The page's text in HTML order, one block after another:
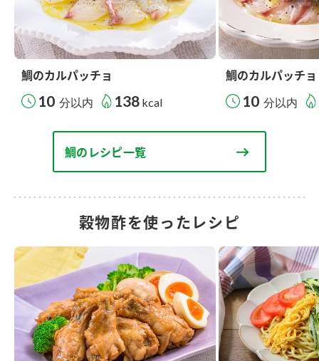
鯛のカルパッチョ
10 分以内 138 kcal
鯛のカルパッチョ
10 分以内
鯛のレシピ一覧
穀物酢を使ったレシピ